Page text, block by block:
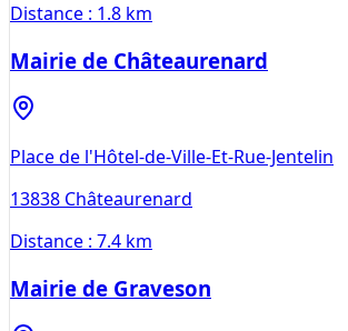
Distance : 1.8 km
Mairie de Châteaurenard
Place de l'Hôtel-de-Ville-Et-Rue-Jentelin
13838 Châteaurenard
Distance : 7.4 km
Mairie de Graveson